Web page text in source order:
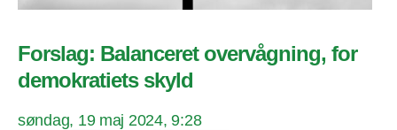
Forslag: Balanceret overvågning, for
demokratiets skyld
søndag, 19 maj 2024, 9:28